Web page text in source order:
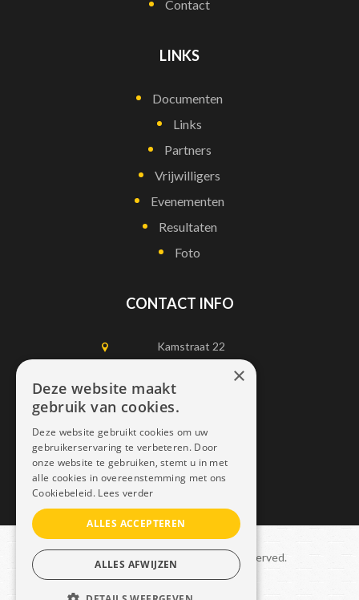
Contact
LINKS
Documenten
Links
Partners
Vrijwilligers
Evenementen
Resultaten
Foto
CONTACT INFO
Kamstraat 22
1750 Lennik
0497452898
info@dais.be
Copyright © 2021 Dais. All rights reserved.
Sitemap–GDPR
×
Deze website maakt
gebruik van cookies.
Deze website gebruikt cookies om uw
gebruikerservaring te verbeteren. Door
onze website te gebruiken, stemt u in met
alle cookies in overeenstemming met ons
Cookiebeleid. Lees verder
ALLES ACCEPTEREN
ALLES AFWIJZEN